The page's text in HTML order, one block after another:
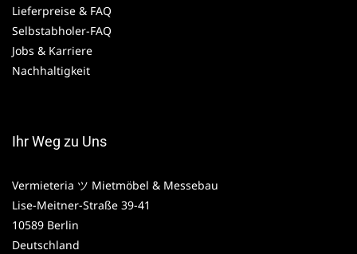
Lieferpreise & FAQ
Selbstabholer-FAQ
Jobs & Karriere
Nachhaltigkeit
Ihr Weg zu Uns
Vermieteria ツ Mietmöbel & Messebau
Lise-Meitner-Straße 39-41
10589 Berlin
Deutschland